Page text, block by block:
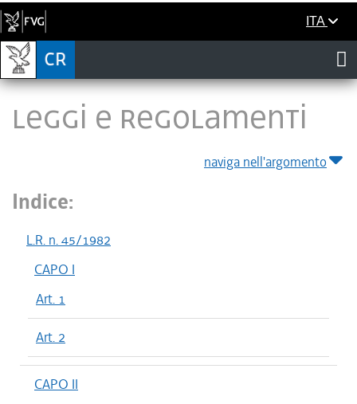
ITA
LEGGI E REGOLAMENTI
naviga nell'argomento
Indice:
L.R. n. 45/1982
CAPO I
Art. 1
Art. 2
CAPO II